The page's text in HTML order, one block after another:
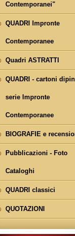
Contemporanei"
QUADRI Impronte
Contemporanee
Quadri ASTRATTI
QUADRI - cartoni
serie Impronte
Contemporanee
BIOGRAFIE e
Pubblicazioni - Foto
Cataloghi
QUADRI classici
QUOTAZIONI